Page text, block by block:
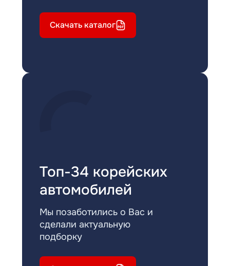
Скачать каталог
Топ-34 корейских
автомобилей
Мы позаботились о Вас и
сделали актуальную
подборку